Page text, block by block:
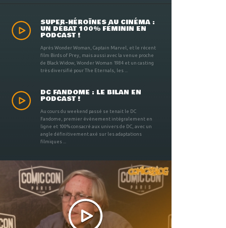
SUPER-HÉROÏNES AU CINÉMA :
UN DÉBAT 100% FÉMININ EN
PODCAST !
Après Wonder Woman, Captain Marvel, et le récent
film Birds of Prey, mais aussi avec la venue proche
de Black Widow, Wonder Woman 1984 et un casting
très diversifié pour The Eternals, les ...
DC FANDOME : LE BILAN EN
PODCAST !
Au cours du weekend passé se tenait le DC
Fandome, premier évènement intégralement en
ligne et 100% consacré aux univers de DC, avec un
angle définitivement axé sur les adaptations
filmiques ...